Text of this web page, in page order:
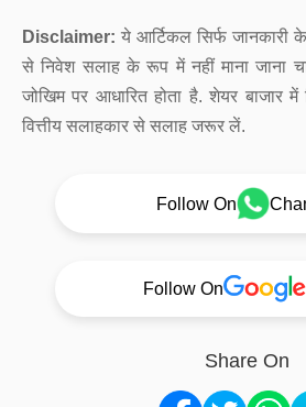
Disclaimer: ये आर्टिकल सिर्फ जानकारी
से निवेश सलाह के रूप में नहीं माना जाना
जोखिम पर आधारित होता है. शेयर
वित्तीय सलाहकार से सलाह जरूर लें.
Follow On
Follow On
Share On